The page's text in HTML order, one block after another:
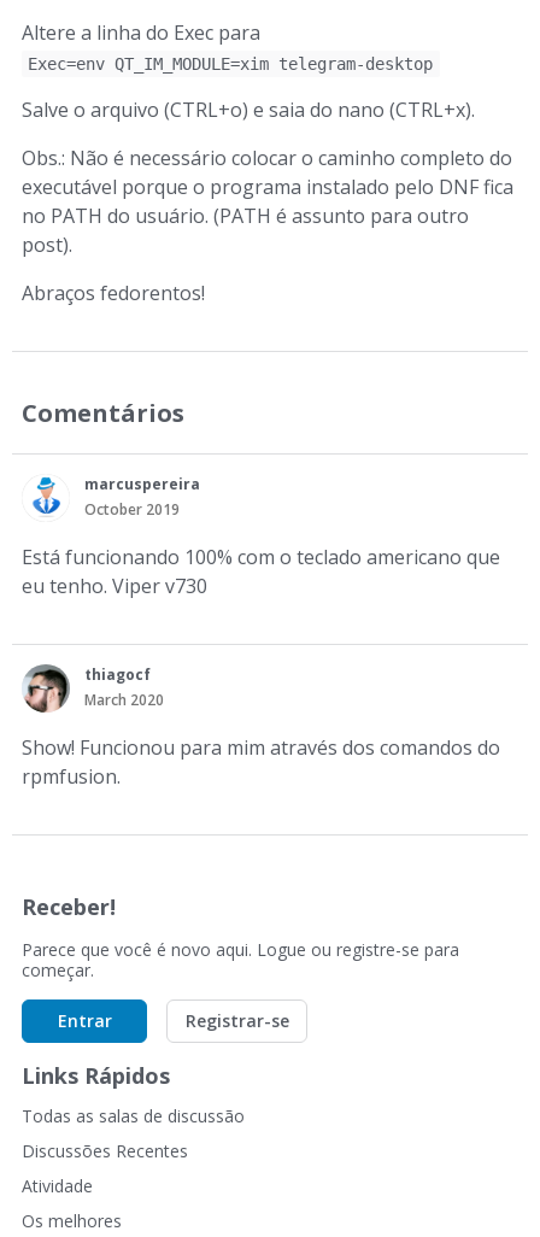
Altere a linha do Exec para
Exec=env QT_IM_MODULE=xim telegram-desktop
Salve o arquivo (CTRL+o) e saia do nano (CTRL+x).
Obs.: Não é necessário colocar o caminho completo do
executável porque o programa instalado pelo DNF fica
no PATH do usuário. (PATH é assunto para outro
post).
Abraços fedorentos!
Comentários
marcuspereira
October 2019
Está funcionando 100% com o teclado americano que
eu tenho. Viper v730
thiagocf
March 2020
Show! Funcionou para mim através dos comandos do
rpmfusion.
Receber!
Parece que você é novo aqui. Logue ou registre-se para
começar.
Entrar Registrar-se
Links Rápidos
Todas as salas de discussão
Discussões Recentes
Atividade
Os melhores